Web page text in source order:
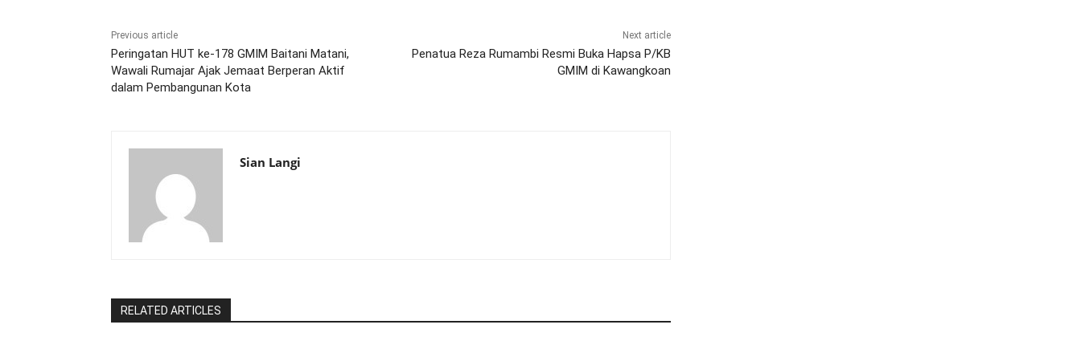
Previous article
Peringatan HUT ke-178 GMIM Baitani Matani,
Wawali Rumajar Ajak Jemaat Berperan Aktif
dalam Pembangunan Kota
Next article
Penatua Reza Rumambi Resmi Buka Hapsa P/KB
GMIM di Kawangkoan
Sian Langi
RELATED ARTICLES